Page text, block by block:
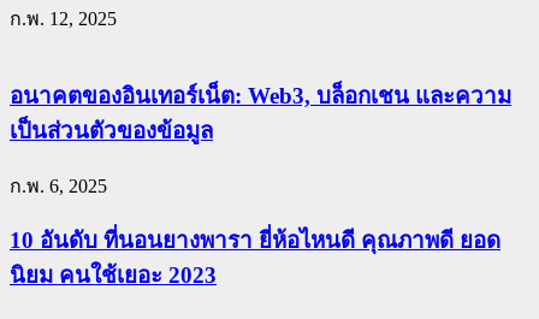
ก.พ. 12, 2025
อนาคตของอินเทอร์เน็ต: Web3, บล็อกเชน และความ
เป็นส่วนตัวของข้อมูล
ก.พ. 6, 2025
10 อันดับ ที่นอนยางพารา ยี่ห้อไหนดี คุณภาพดี ยอด
นิยม คนใช้เยอะ 2023